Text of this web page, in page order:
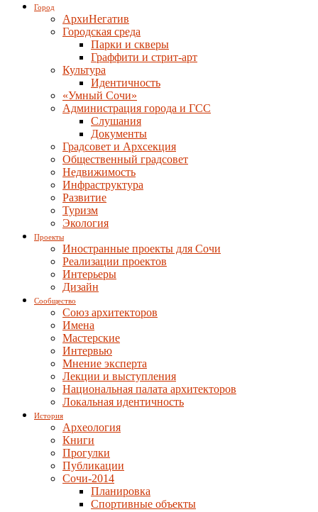
Город
АрхиНегатив
Городская среда
Парки и скверы
Граффити и стрит-арт
Культура
Идентичность
«Умный Сочи»
Администрация города и ГСС
Слушания
Документы
Градсовет и Архсекция
Общественный градсовет
Недвижимость
Инфраструктура
Развитие
Туризм
Экология
Проекты
Иностранные проекты для Сочи
Реализации проектов
Интерьеры
Дизайн
Сообщество
Союз архитекторов
Имена
Мастерские
Интервью
Мнение эксперта
Лекции и выступления
Национальная палата архитекторов
Локальная идентичность
История
Археология
Книги
Прогулки
Публикации
Сочи-2014
Планировка
Спортивные объекты